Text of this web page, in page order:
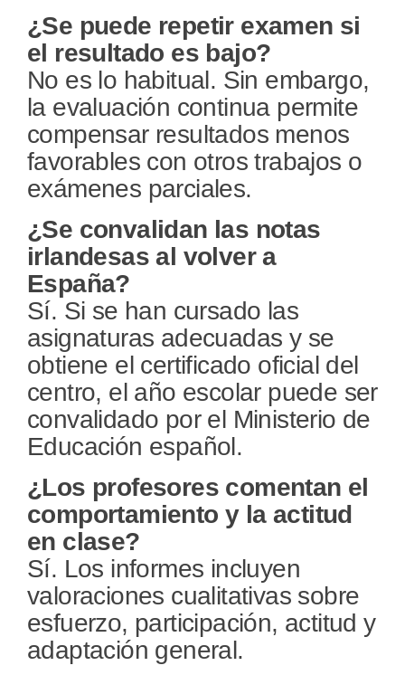
¿Se puede repetir examen si
el resultado es bajo?
No es lo habitual. Sin embargo,
la evaluación continua permite
compensar resultados menos
favorables con otros trabajos o
exámenes parciales.
¿Se convalidan las notas
irlandesas al volver a
España?
Sí. Si se han cursado las
asignaturas adecuadas y se
obtiene el certificado oficial del
centro, el año escolar puede ser
convalidado por el Ministerio de
Educación español.
¿Los profesores comentan el
comportamiento y la actitud
en clase?
Sí. Los informes incluyen
valoraciones cualitativas sobre
esfuerzo, participación, actitud y
adaptación general.